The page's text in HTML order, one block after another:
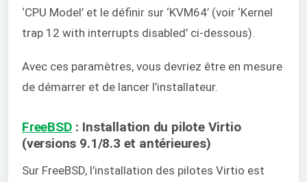
‘CPU Model’ et le définir sur ‘KVM64’ (voir ‘Kernel
trap 12 with interrupts disabled’ ci-dessous).
Avec ces paramètres, vous devriez être en mesure
de démarrer et de lancer l’installateur.
FreeBSD : Installation du pilote Virtio
(versions 9.1/8.3 et antérieures)
Sur FreeBSD, l’installation des pilotes Virtio est